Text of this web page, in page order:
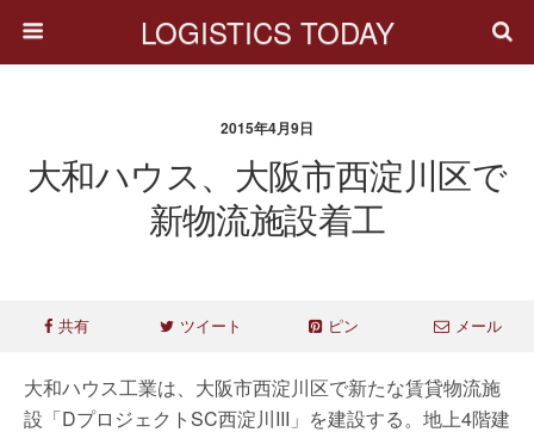
LOGISTICS TODAY
2015年4月9日
大和ハウス、大阪市西淀川区で
新物流施設着工
共有 ツイート ピン メール
大和ハウス工業は、大阪市西淀川区で新たな賃貸物流施
設「DプロジェクトSC西淀川III」を建設する。地上4階建